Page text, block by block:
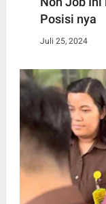
Posisi nya
Juli 25, 2024